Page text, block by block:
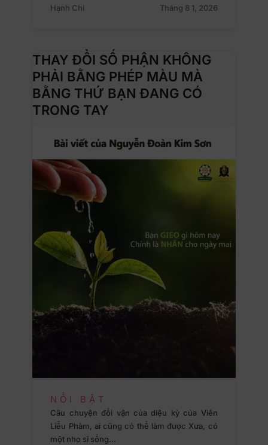
Hạnh Chi
Tháng 8 1, 2026
THAY ĐỔI SỐ PHẬN KHÔNG
PHẢI BẰNG PHÉP MÀU MÀ
BẰNG THỨ BẠN ĐANG CÓ
TRONG TAY
NỔI BẬT
Câu chuyện đổi vận của diệu kỳ của Viên
Liễu Phàm, ai cũng có thể làm được Xưa, có
một nho sĩ sống…